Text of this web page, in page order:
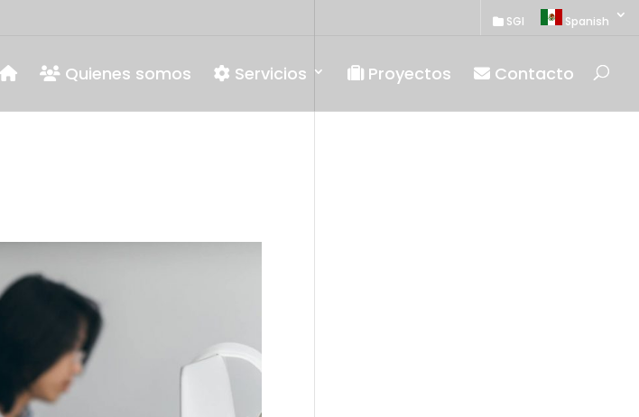
SGI Spanish
Quienes somos Servicios Proyectos Contacto